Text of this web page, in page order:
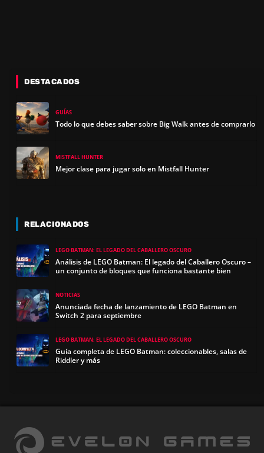
DESTACADOS
GUÍAS
Todo lo que debes saber sobre Big Walk antes de comprarlo
MISTFALL HUNTER
Mejor clase para jugar solo en Mistfall Hunter
RELACIONADOS
LEGO BATMAN: EL LEGADO DEL CABALLERO OSCURO
Análisis de LEGO Batman: El legado del Caballero Oscuro –
un conjunto de bloques que funciona bastante bien
NOTICIAS
Anunciada fecha de lanzamiento de LEGO Batman en
Switch 2 para septiembre
LEGO BATMAN: EL LEGADO DEL CABALLERO OSCURO
Guía completa de LEGO Batman: coleccionables, salas de
Riddler y más